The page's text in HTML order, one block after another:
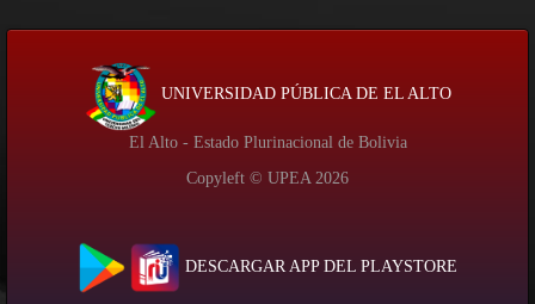
UNIVERSIDAD PÚBLICA DE EL ALTO
El Alto - Estado Plurinacional de Bolivia
Copyleft © UPEA 2026
DESCARGAR APP DEL PLAYSTORE